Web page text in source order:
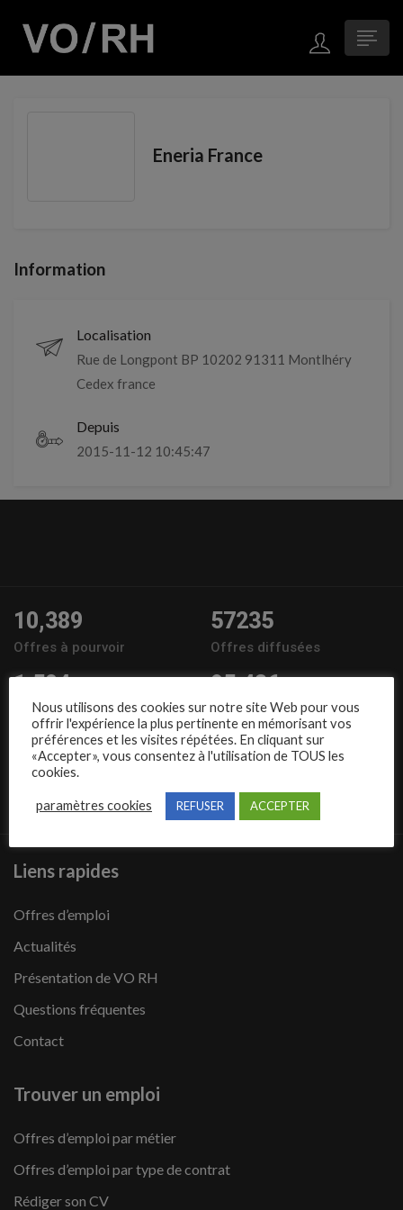
Eneria France
Information
Localisation
Rue de Longpont BP 10202 91311 Montlhéry
Cedex france
Depuis
2015-11-12 10:45:47
10,389
Offres à pourvoir
57235
Offres diffusées
1,504
Entreprises
95,486
Candidats
Nous suivre
Liens rapides
Offres d’emploi
Actualités
Présentation de VO RH
Questions fréquentes
Contact
Trouver un emploi
Offres d’emploi par métier
Offres d’emploi par type de contrat
Rédiger son CV
Nous utilisons des cookies sur notre site Web pour vous
offrir l'expérience la plus pertinente en mémorisant vos
préférences et les visites répétées. En cliquant sur
«Accepter», vous consentez à l'utilisation de TOUS les
cookies.
paramètres cookies REFUSER ACCEPTER